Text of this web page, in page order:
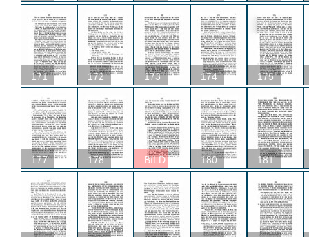
171 172 173 174 175
177 178 BILD 180 181